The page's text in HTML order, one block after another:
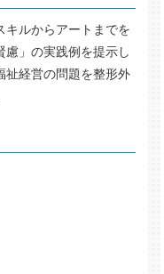
キルからアートまでを
慮」の実践例を提示し
祉経営の問題を整形外